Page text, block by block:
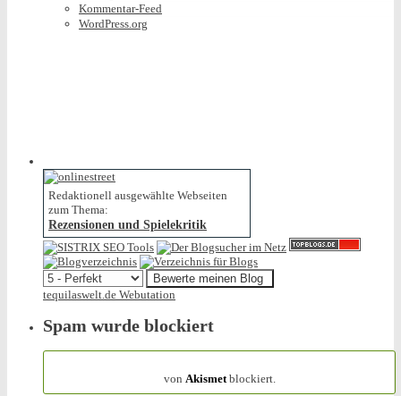
Kommentar-Feed
WordPress.org
Redaktionell ausgewählte Webseiten
zum Thema:
Rezensionen und Spielekritik
tequilaswelt.de Webutation
Spam wurde blockiert
von Akismetblockiert.